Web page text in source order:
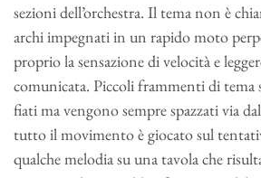
sezioni dell’orchestra. Il tema non è
archi impegnati in un rapido moto
proprio la sensazione di velocità e
comunicata. Piccoli frammenti di tema
fiati ma vengono sempre spazzati via
tutto il movimento è giocato sul
qualche melodia su una tavola che